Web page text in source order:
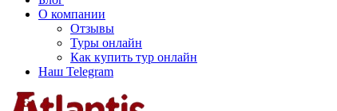
О компании
Отзывы
Туры онлайн
Как купить тур онлайн
Наш Telegram